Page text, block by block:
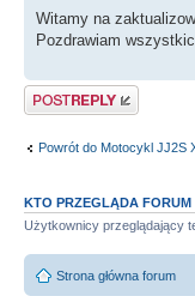
Witamy na
Pozdrawiam
Odpowiedz
Powrót do Motocykl JJ2S
KTO PRZEGLĄDA FORUM
Użytkownicy przeglądający
Strona główna forum